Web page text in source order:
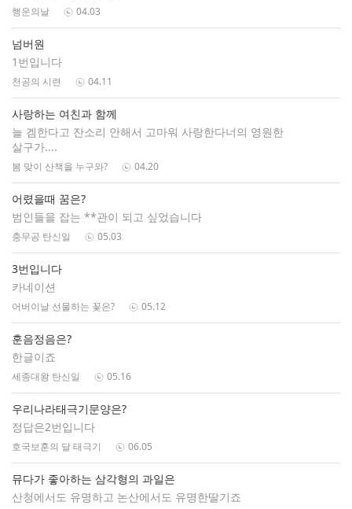
행운의날 04.03
넘버원
1번입니다
천공의 시련 04.11
사랑하는 여친과 함께
늘 겜한다고 잔소리 안해서 고마워 사랑한다너의 영원한
살구가....
봄 맞이 산책을 누구와? 04.20
어렸을때 꿈은?
범인들을 잡는 **관이 되고 싶었습니다
충무공 탄신일 05.03
3번입니다
카네이션
어버이날 선물하는 꽃은? 05.12
훈음정음은?
한글이죠
세종대왕 탄신일 05.16
우리나라태극기문양은?
정답은2번입니다
호국보훈의 달 태극기 06.05
뮤다가 좋아하는 삼각형의 과일은
산청에서도 유명하고 논산에서도 유명한딸기죠